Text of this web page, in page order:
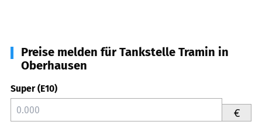
Preise melden für Tankstelle Tramin in
Oberhausen
Super (E10)
€